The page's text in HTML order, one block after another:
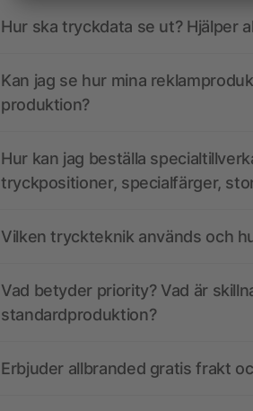
Hur ska tryckdata se ut? Hjälper
Kan jag se hur mina
produktion?
Hur kan jag beställa
tryckpositioner, specialfärger,
Vilken tryckteknik används och
Vad betyder priority? Vad är
standardproduktion?
Erbjuder allbranded gratis frakt